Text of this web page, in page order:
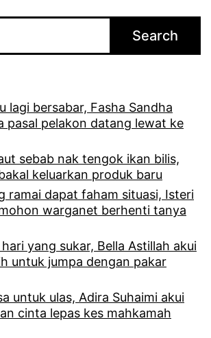
Search
lagi bersabar, Fasha Sandha
pasal pelakon datang lewat ke
sebab nak tengok ikan bilis,
keluarkan produk baru
ramai dapat faham situasi, Isteri
warganet berhenti tanya
yang sukar, Bella Astillah akui
untuk jumpa dengan pakar
untuk ulas, Adira Suhaimi akui
cinta lepas kes mahkamah